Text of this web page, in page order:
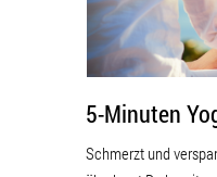
5-Minuten
Schmerzt und